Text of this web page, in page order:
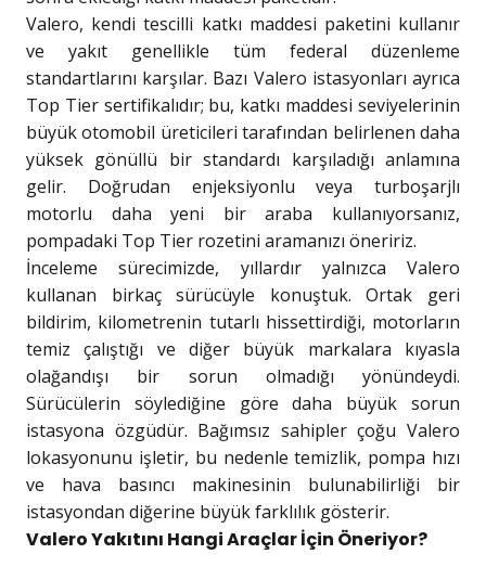
Valero, kendi tescilli katkı maddesi paketini kullanır
ve yakıt genellikle tüm federal düzenleme
standartlarını karşılar. Bazı Valero istasyonları ayrıca
Top Tier sertifikalıdır; bu, katkı maddesi seviyelerinin
büyük otomobil üreticileri tarafından belirlenen daha
yüksek gönüllü bir standardı karşıladığı anlamına
gelir. Doğrudan enjeksiyonlu veya turboşarjlı
motorlu daha yeni bir araba kullanıyorsanız,
pompadaki Top Tier rozetini aramanızı öneririz.
İnceleme sürecimizde, yıllardır yalnızca Valero
kullanan birkaç sürücüyle konuştuk. Ortak geri
bildirim, kilometrenin tutarlı hissettirdiği, motorların
temiz çalıştığı ve diğer büyük markalara kıyasla
olağandışı bir sorun olmadığı yönündeydi.
Sürücülerin söylediğine göre daha büyük sorun
istasyona özgüdür. Bağımsız sahipler çoğu Valero
lokasyonunu işletir, bu nedenle temizlik, pompa hızı
ve hava basıncı makinesinin bulunabilirliği bir
istasyondan diğerine büyük farklılık gösterir.
Valero Yakıtını Hangi Araçlar İçin Öneriyor?